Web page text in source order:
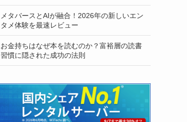
メタバースとAIが融合！2026年の新しいエン
タメ体験を最速レビュー
お金持ちはなぜ本を読むのか？富裕層の読書
習慣に隠された成功の法則